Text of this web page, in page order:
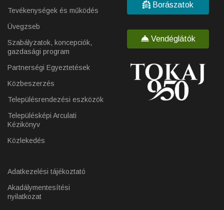
Tevékenységek és működés
Üvegzseb
Szabályzatok, koncepciók,
gazdasági program
Partnerségi Egyeztetések
Közbeszerzés
Településrendezési eszközök
Településképi Arculati
Kézikönyv
Közlekedés
Adatkezelési tájékoztató
Akadálymentesítési
nyilatkozat
Borászatok
Vendéglátók